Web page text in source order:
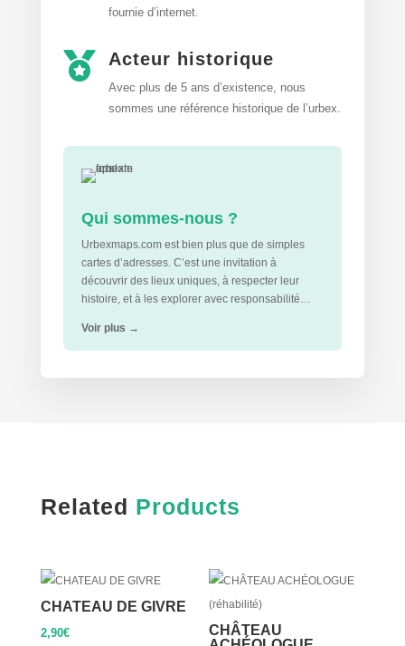
fournie d’internet.
 Acteur historique
Avec plus de 5 ans d’existence, nous
sommes une référence historique de l’urbex.
Qui sommes-nous ?
Urbexmaps.com est bien plus que de simples
cartes d’adresses. C’est une invitation à
découvrir des lieux uniques, à respecter leur
histoire, et à les explorer avec responsabilité…
Voir plus →
Related Products
CHATEAU DE GIVRE
2,90€
CHÂTEAU